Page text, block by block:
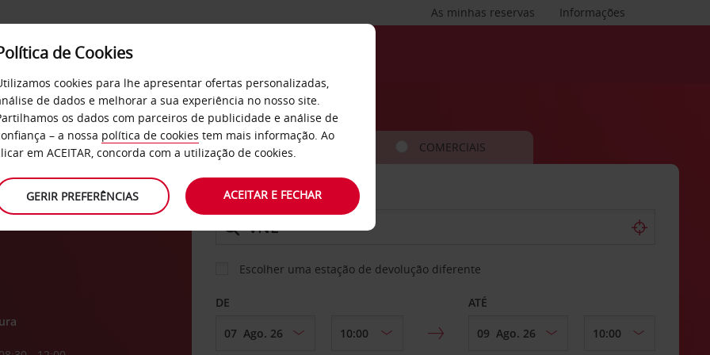
Informações
As minhas reservas
SERVIÇOS EMPRESAS
CARRO COMERCIAIS
LEVANTAR EM
Escolher uma estação de devolução diferente
DE ATÉ
de Cookies
cookies para lhe apresentar ofertas personalizadas,
de dados e melhorar a sua experiência no nosso site.
os dados com parceiros de publicidade e análise de
– a nossa política de cookies tem mais informação. Ao
em ACEITAR, concorda com a utilização de cookies.
GERIR PREFERÊNCIAS ACEITAR E FECHAR